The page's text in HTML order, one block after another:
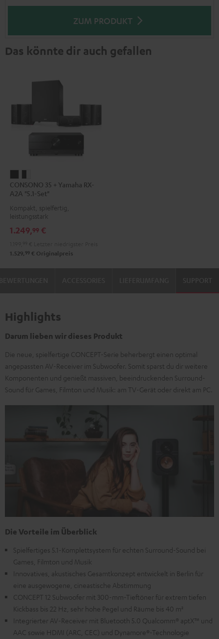
ZUM PRODUKT
Das könnte dir auch gefallen
35
+
Yamaha
A2A
Set"
35
+
Yamaha
RX-
A2A
Set"
CONSONO 35 + Yamaha RX-
A2A "5.1-Set"
Kompakt, spielfertig,
leistungsstark
1.249,99 €
1.529, 99 € Originalpreis
SUPPORT
Highlights
Darum lieben wir dieses Produkt
Die neue, spielfertige CONCEPT-Serie beherbergt einen optimal
angepassten AV-Receiver im Subwoofer. Somit sparst du dir weitere
Komponenten und genießt massiven, beeindruckenden Surround-
Sound für Games, Filmton und Musik: am TV-Gerät oder direkt am PC.
Die Vorteile im Überblick
Spielfertiges 5.1-Komplettsystem für echten Surround-Sound bei
Games, Filmton und Musik
Innovatives, akustisches Gesamtkonzept entwickelt in Berlin für
eine ausgewogene, cineastische Abstimmung
CONCEPT 12 Subwoofer mit 300-mm-Tieftöner für extrem tiefen
Kickbass bis 22 Hz, sehr hohe Pegel und Räume bis 40 m²
Integrierter AV-Receiver mit Bluetooth 5.0 Qualcomm® aptX™ und
AAC sowie HDMI (ARC, CEC) und Dynamore®-Technologie